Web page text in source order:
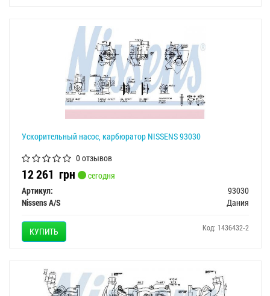
Ускорительный насос, карбюратор NISSENS 93030
0 отзывов
12 261 грн
сегодня
Артикул:
93030
Nissens A/S
Дания
КУПИТЬ Код: 1436432-2